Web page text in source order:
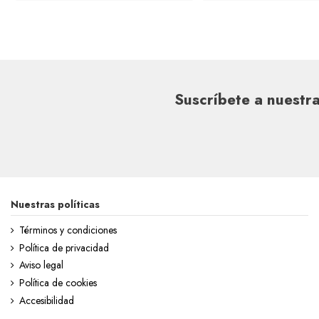
Suscríbete a
Nuestras políticas
Términos y condiciones
Política de privacidad
Aviso legal
Política de cookies
Accesibilidad